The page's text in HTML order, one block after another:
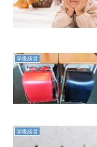
学級経営
学級経営